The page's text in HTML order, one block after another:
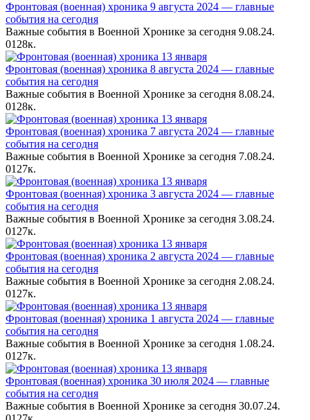
Фронтовая (военная) хроника 9 августа 2024 — главные
события на сегодня
Важные события в Военной Хронике за сегодня 9.08.24.
0128к.
Фронтовая (военная) хроника 8 августа 2024 — главные
события на сегодня
Важные события в Военной Хронике за сегодня 8.08.24.
0128к.
Фронтовая (военная) хроника 7 августа 2024 — главные
события на сегодня
Важные события в Военной Хронике за сегодня 7.08.24.
0127к.
Фронтовая (военная) хроника 3 августа 2024 — главные
события на сегодня
Важные события в Военной Хронике за сегодня 3.08.24.
0127к.
Фронтовая (военная) хроника 2 августа 2024 — главные
события на сегодня
Важные события в Военной Хронике за сегодня 2.08.24.
0127к.
Фронтовая (военная) хроника 1 августа 2024 — главные
события на сегодня
Важные события в Военной Хронике за сегодня 1.08.24.
0127к.
Фронтовая (военная) хроника 30 июля 2024 — главные
события на сегодня
Важные события в Военной Хронике за сегодня 30.07.24.